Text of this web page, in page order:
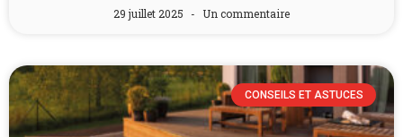
29 juillet 2025 Un commentaire
CONSEILS ET ASTUCES